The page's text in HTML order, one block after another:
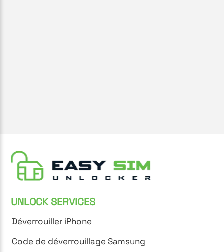
UNLOCK SERVICES
Déverrouiller iPhone
Code de déverrouillage Samsung